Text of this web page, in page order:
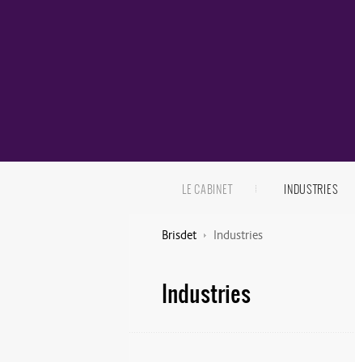
LE CABINET INDUSTRIES
Brisdet Industries
Industries